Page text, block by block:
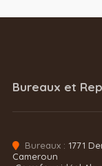
Bureaux et
Bureaux : 1771
Cameroun